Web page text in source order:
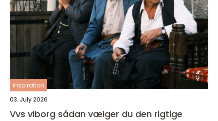
inspiration
03. July 2026
Vvs viborg sådan vælger du den rigtige